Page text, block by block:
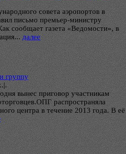
совета аэропортов в
письмо премьер-министру
сообщает газета «Ведомости», в
далее
группу
вынес приговор участникам
распространяла
центра в течение 2013 года. В её